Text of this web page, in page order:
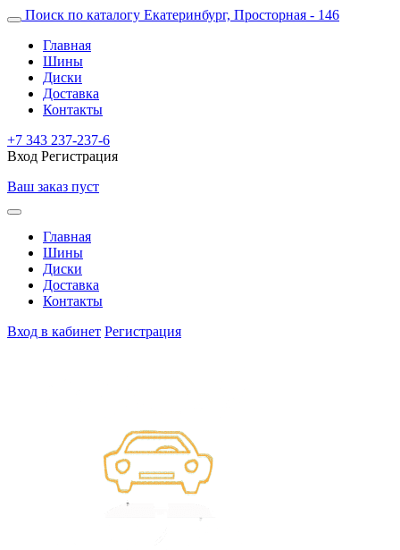
Поиск по каталогу Екатеринбург, Просторная - 146
Главная
Шины
Диски
Доставка
Контакты
+7 343 237-237-6
Вход Регистрация
Ваш заказ пуст
Главная
Шины
Диски
Доставка
Контакты
Вход в кабинет Регистрация